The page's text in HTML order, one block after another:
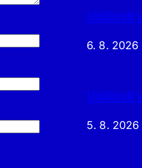
Události
6. 8. 2026
Události
5. 8. 2026